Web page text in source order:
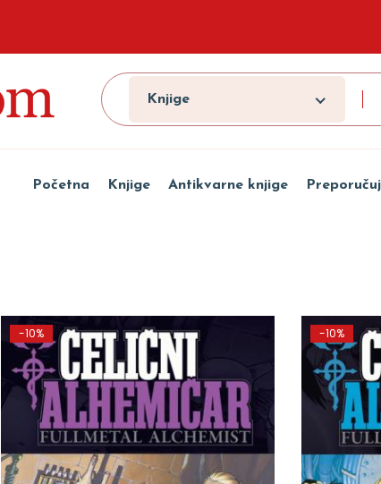
Knjige
Početna Knjige Antikvarne knjige
-10% -10%